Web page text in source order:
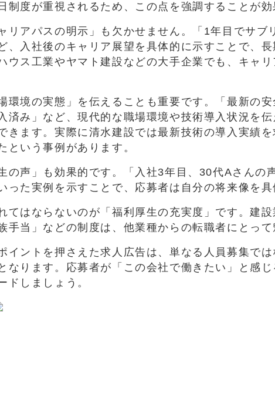
制度が重視されるため、この点を強調することが効
リアパスの明示」も欠かせません。「1年目でサ
、入社後のキャリア展望を具体的に示すことで、
ウス工業やヤマト建設などの大手企業でも、キャ
環境の実態」を伝えることも重要です。「最新の
済み」など、現代的な職場環境や技術導入状況を
きます。実際に清水建設では最新技術の導入実績
という事例があります。
の声」も効果的です。「入社3年目、30代Aさん
った実例を示すことで、応募者は自分の将来像を具
てはならないのが「福利厚生の充実度」です。建
手当」などの制度は、他業種からの転職者にとって
イントを押さえた求人広告は、単なる人員募集で
なります。応募者が「この会社で働きたい」と感
ドしましょう。